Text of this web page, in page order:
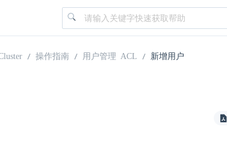
操作指南 用户管理 ACL 新增用户